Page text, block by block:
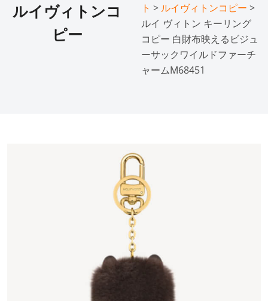
ルイヴィトンコ
ピー
ト > ルイヴィトンコピー >
ルイ ヴィトン キーリング
コピー 白財布映えるビジュ
ーサックワイルドファーチ
ャームM68451